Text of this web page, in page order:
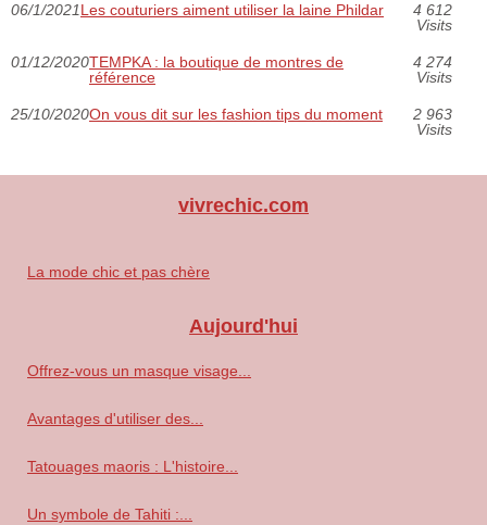
06/1/2021Les couturiers aiment utiliser la laine Phildar
4 612
Visits
01/12/2020TEMPKA : la boutique de montres de
référence
4 274
Visits
25/10/2020On vous dit sur les fashion tips du moment
2 963
Visits
vivrechic.com
La mode chic et pas chère
Aujourd'hui
Offrez-vous un masque visage...
Avantages d'utiliser des...
Tatouages maoris : L'histoire...
Un symbole de Tahiti :...